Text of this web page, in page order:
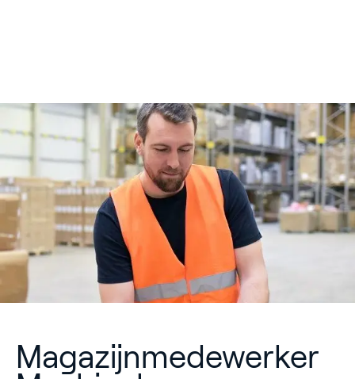
Magazijnmedewerker